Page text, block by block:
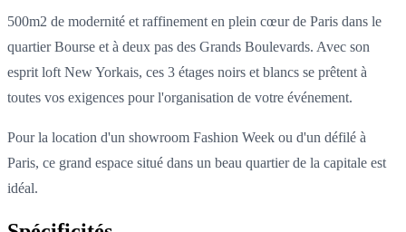
500m2 de modernité et raffinement en plein cœur de Paris dans le
quartier Bourse et à deux pas des Grands Boulevards. Avec son
esprit loft New Yorkais, ces 3 étages noirs et blancs se prêtent à
toutes vos exigences pour l'organisation de votre événement.
Pour la location d'un showroom Fashion Week ou d'un défilé à
Paris, ce grand espace situé dans un beau quartier de la capitale est
idéal.